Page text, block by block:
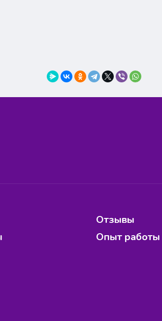
Отзывы
Опыт работы